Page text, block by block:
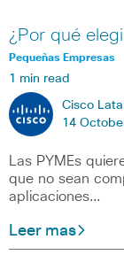
¿Por qué
Pequeñas Empresas
1 min read
Cisco
14
Las PYMEs
que no sean
aplicaciones…
Leer mas